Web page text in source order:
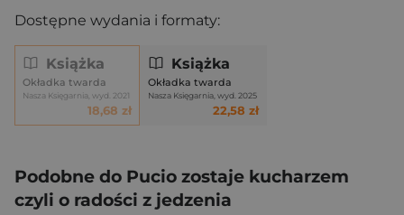
Dostępne wydania i formaty:
Książka
Okładka twarda
Nasza Księgarnia, wyd. 2021
18,68 zł
Książka
Okładka twarda
Nasza Księgarnia, wyd. 2025
22,58 zł
Podobne do Pucio zostaje kucharzem
czyli o radości z jedzenia